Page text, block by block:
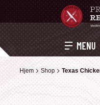
MENU
Hjem Shop Texas
Hjem Shop Texas